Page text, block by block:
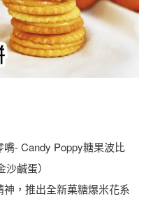
- Candy Poppy糖果波比
鹹蛋）
，推出全新菓糖爆米花系